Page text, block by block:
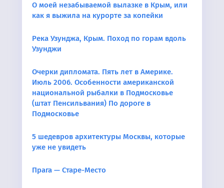
О моей незабываемой вылазке в Крым, или
как я выжила на курорте за копейки
Река Узунджа, Крым. Поход по горам вдоль
Узунджи
Очерки дипломата. Пять лет в Америке.
Июль 2006. Особенности американской
национальной рыбалки в Подмосковье
(штат Пенсильвания) По дороге в
Подмосковье
5 шедевров архитектуры Москвы, которые
уже не увидеть
Прага — Старе-Место